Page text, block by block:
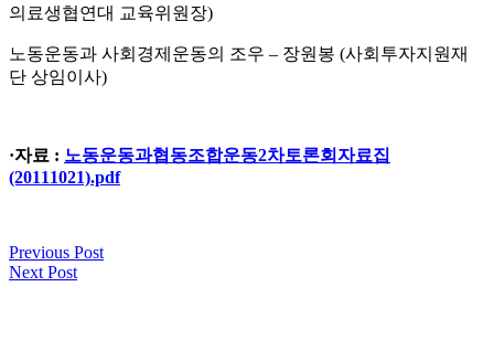
의료생협연대 교육위원장)
노동운동과 사회경제운동의 조우 – 장원봉 (사회투자지원재
단 상임이사)
·자료 : 노동운동과협동조합운동2차토론회자료집
(20111021).pdf
Previous Post
Next Post